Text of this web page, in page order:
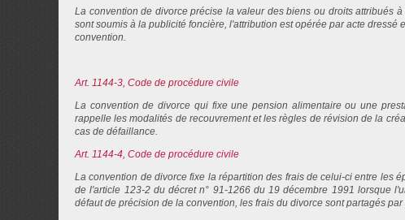
La convention de divorce précise la valeur des biens ou droits attribués
sont soumis à la publicité foncière, l'attribution est opérée par acte
convention.
Art. 1144-3, Code de procédure civile
La convention de divorce qui fixe une pension alimentaire ou une
rappelle les modalités de recouvrement et les règles de révision de la
cas de défaillance.
Art. 1144-4, Code de procédure civile
La convention de divorce fixe la répartition des frais de celui-ci entre les
de l'article 123-2 du décret n° 91-1266 du 19 décembre 1991 lorsque
défaut de précision de la convention, les frais du divorce sont partagés par